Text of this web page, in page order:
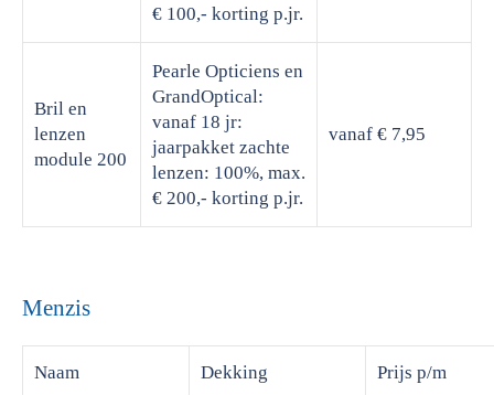
€ 100,- korting p.jr.
Bril en
lenzen
module 200
Pearle Opticiens en
GrandOptical:
vanaf 18 jr:
jaarpakket zachte
lenzen: 100%, max.
€ 200,- korting p.jr.
vanaf € 7,95
Menzis
Naam Dekking Prijs p/m